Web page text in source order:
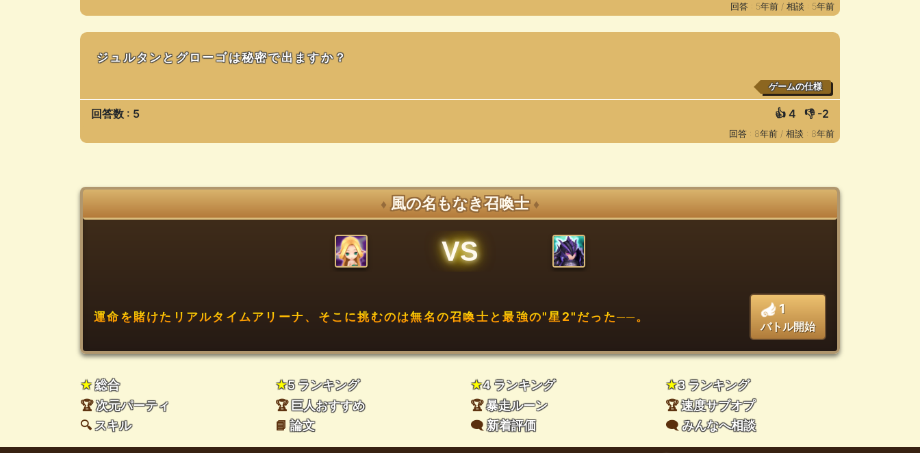
回答 : 5年前 / 相談 : 5年前
ジュルタンとグローゴは秘密で出ますか？
ゲームの仕様
回答数 : 5 👍 4 👎 -2
回答 : 8年前 / 相談 : 8年前
♦ 風の名もなき召喚士 ♦
VS
運命を賭けたリアルタイムアリーナ、そこに挑むのは無名の召喚士と最強の"星2"だった──。 1
バトル開始
★総合 ★5 ランキング ★4 ランキング ★3 ランキング
🏆次元パーティ 🏆巨人おすすめ 🏆暴走ルーン 🏆速度サブオプ
🔍スキル 📘論文 🗨️新着評価 🗨️みんなへ相談